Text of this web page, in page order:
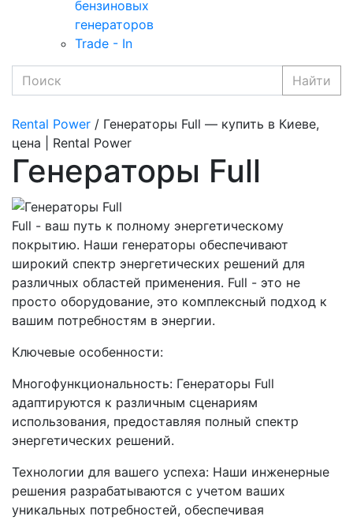
бензиновых
генераторов
Trade - In
Найти
Rental Power / Генераторы Full — купить в Киеве,
цена | Rental Power
Генераторы Full
Full - ваш путь к полному энергетическому
покрытию. Наши генераторы обеспечивают
широкий спектр энергетических решений для
различных областей применения. Full - это не
просто оборудование, это комплексный подход к
вашим потребностям в энергии.
Ключевые особенности:
Многофункциональность: Генераторы Full
адаптируются к различным сценариям
использования, предоставляя полный спектр
энергетических решений.
Технологии для вашего успеха: Наши инженерные
решения разрабатываются с учетом ваших
уникальных потребностей, обеспечивая